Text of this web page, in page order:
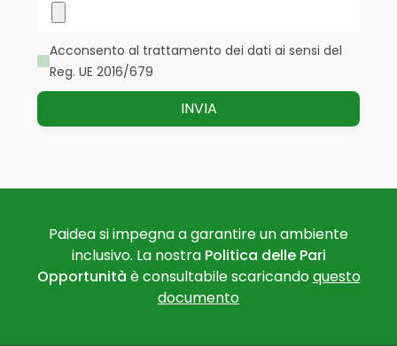
Acconsento al trattamento dei dati ai sensi del
Reg. UE 2016/679
Paidea si impegna a garantire un ambiente
inclusivo. La nostra Politica delle Pari
Opportunità è consultabile scaricandoquesto
documento